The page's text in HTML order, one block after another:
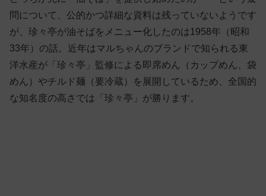
問について、公的かつ詳細な資料は残っていないようです
が、珍々亭が油そばをメニュー化したのは1958年（昭和
33年）の話。近年はマルちゃんのブランドで知られる東
洋水産が「珍々亭」監修による即席めん（カップめん、袋
めん）やチルド麺（要冷蔵）を展開しているため、全国的
な知名度の高さでは「珍々亭」が勝ります。